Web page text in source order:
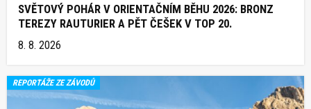
SVĚTOVÝ POHÁR V ORIENTAČNÍM BĚHU 2026: BRONZ
TEREZY RAUTURIER A PĚT ČEŠEK V TOP 20.
8. 8. 2026
REPORTÁŽE ZE ZÁVODŮ